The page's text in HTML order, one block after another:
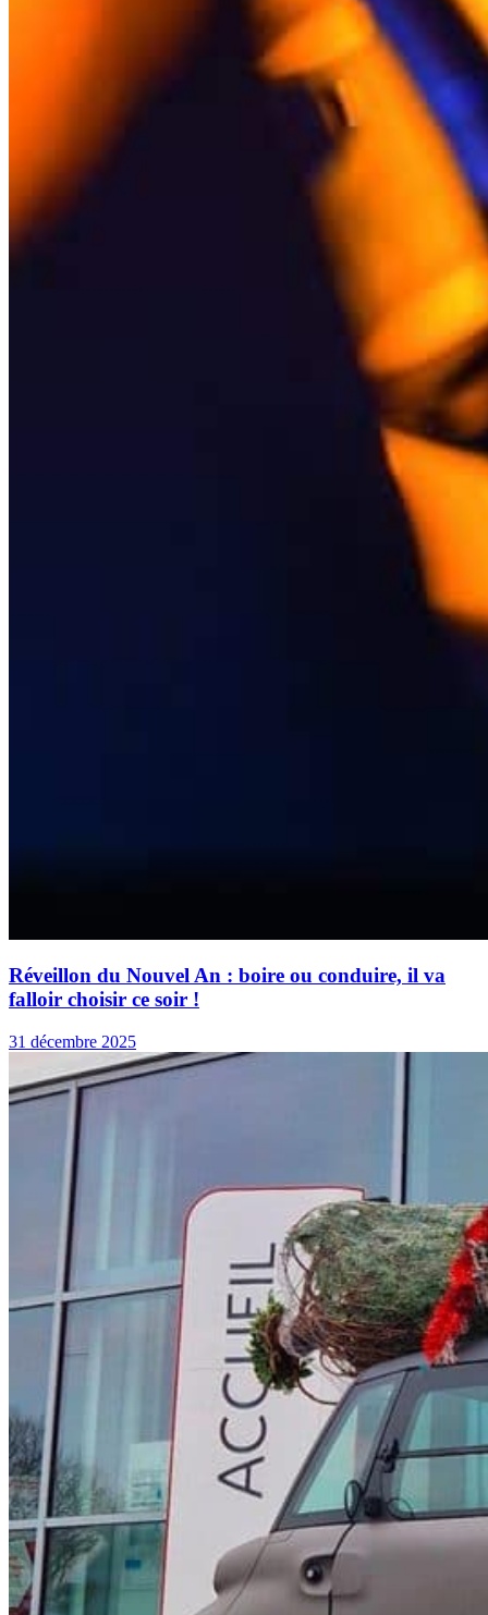
Réveillon du Nouvel An : boire ou conduire, il va
falloir choisir ce soir !
31 décembre 2025